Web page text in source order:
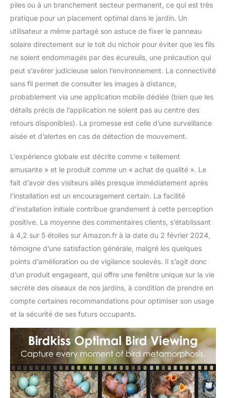
piles ou à un branchement secteur permanent, ce qui est très
pratique pour un placement optimal dans le jardin. Un
utilisateur a même partagé son astuce de fixer le panneau
solaire directement sur le toit du nichoir pour éviter que les fils
ne soient endommagés par des écureuils, une précaution qui
peut s’avérer judicieuse selon l’environnement. La connectivité
sans fil permet de consulter les images à distance,
probablement via une application mobile dédiée (bien que les
détails précis de l’application ne soient pas au centre des
retours disponibles). La promesse est celle d’une surveillance
aisée et d’alertes en cas de détection de mouvement.
L’expérience globale est décrite comme « tellement
amusante » et le produit comme un « achat de qualité ». Le
fait d’avoir des visiteurs ailés presque immédiatement après
l’installation est un encouragement certain. La facilité
d’installation initiale contribue grandement à cette perception
positive. La moyenne des commentaires clients, s’établissant
à 4,2 sur 5 étoiles sur Amazon.fr à la date du 2 février 2024,
témoigne d’une satisfaction générale, malgré les quelques
points d’amélioration ou de vigilance soulevés. Il s’agit donc
d’un produit engageant, qui offre une fenêtre unique sur la vie
secrète des oiseaux de nos jardins, à condition de prendre en
compte certaines recommandations pour optimiser son usage
et la sécurité de ses futurs occupants.